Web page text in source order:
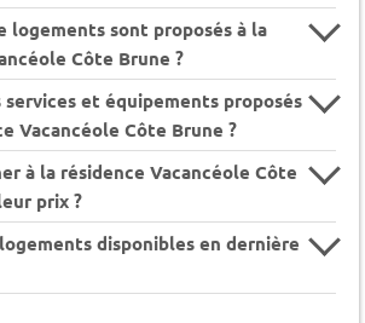
logements sont proposés à la
Côte Brune ?
et équipements proposés
Vacancéole Côte Brune ?
à la résidence Vacancéole Côte
prix ?
disponibles en dernière